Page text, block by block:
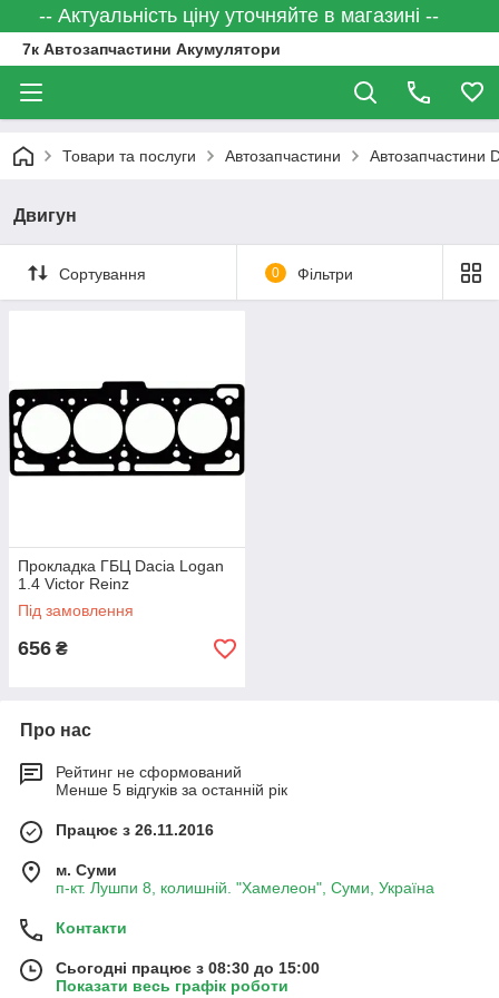
-- Актуальність ціну уточняйте в магазині --
7к Автозапчастини Акумулятори
Товари та послуги Автозапчастини Автозапчастини
Двигун
Сортування 0 Фільтри
Прокладка ГБЦ Dacia Logan
1.4 Victor Reinz
Під замовлення
656 ₴
Про нас
Рейтинг не сформований
Менше 5 відгуків за останній рік
Працює з 26.11.2016
м. Суми
п-кт. Лушпи 8, колишній. "Хамелеон", Суми, Україна
Контакти
Сьогодні працює з 08:30 до 15:00
Показати весь графік роботи